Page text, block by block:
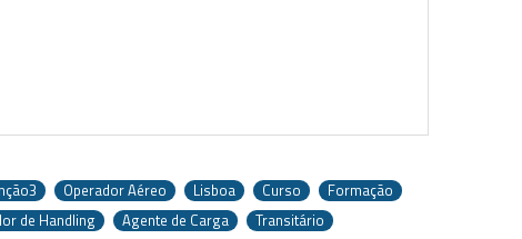
Operador Aéreo Lisboa Curso
Formação
de Handling Agente de Carga Transitário